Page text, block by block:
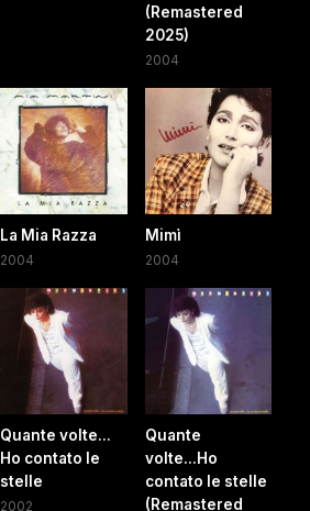
(Remastered
2025)
2004
La Mia Razza
2004
Mimì
2004
Quante volte...
Ho contato le
stelle
2002
Quante
volte...Ho
contato le stelle
(Remastered